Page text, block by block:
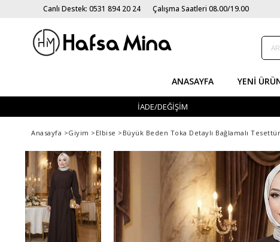
Canlı Destek: 0531 894 20 24 Çalışma Saatleri 08.00/19.00
ANASAYFA YENI
İADE/DEĞİŞİM
Anasayfa >Giyim > Elbise > Büyük Beden Toka Detaylı Bağlamalı